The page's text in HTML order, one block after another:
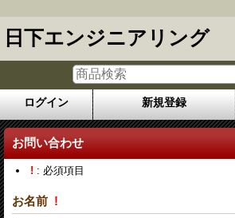
日下エンジニアリング
ログイン 新規登録
お問い合わせ
! : 必須項目
お名前 !